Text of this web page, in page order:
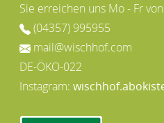
Sie erreichen uns Mo - Fr
(04357) 995955
mail@wischhof.com
DE-ÖKO-022
Instagram: